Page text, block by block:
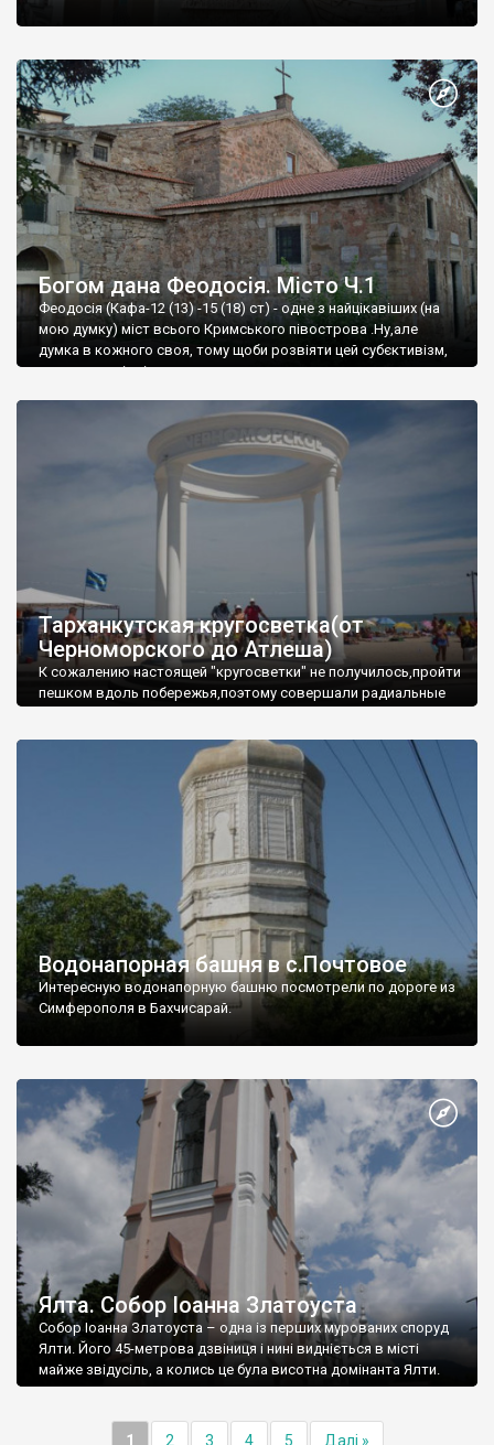
Богом дана Феодосія. Місто Ч.1
Феодосія (Кафа-12 (13) -15 (18) ст) - одне з найцікавіших (на
мою думку) міст всього Кримського півострова .Ну,але
думка в кожного своя, тому щоби розвіяти цей субєктивізм,
запрошую відвідати це
Тарханкутская кругосветка(от
Черноморского до Атлеша)
К сожалению настоящей "кругосветки" не получилось,пройти
пешком вдоль побережья,поэтому совершали радиальные
Водонапорная башня в с.Почтовое
Интересную водонапорную башню посмотрели по дороге из
Симферополя в Бахчисарай.
Ялта. Собор Іоанна Златоуста
Собор Іоанна Златоуста – одна із перших мурованих споруд
Ялти. Його 45-метрова дзвіниця і нині видніється в місті
майже звідусіль, а колись це була висотна домінанта Ялти.
1 2 3 4 5 Далі »